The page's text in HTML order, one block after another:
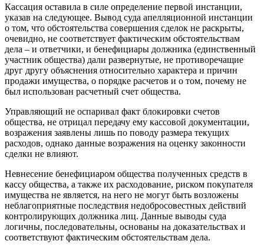
Кассация оставила в силе определение первой инстанции,
указав на следующее. Вывод суда апелляционной инстанции
о том, что обстоятельства совершения сделок не раскрыты,
очевидно, не соответствует фактическим обстоятельствам
дела – и ответчики, и бенефициары должника (единственный
участник общества) дали развернутые, не противоречащие
друг другу объяснения относительно характера и причин
продажи имущества, о порядке расчетов и о том, почему не
был использован расчетный счет общества.
Управляющий не оспаривал факт блокировки счетов
общества, не отрицал передачу ему кассовой документации,
возражения заявлены лишь по поводу размера текущих
расходов, однако данные возражения на оценку законности
сделки не влияют.
Невнесение бенефициаром общества полученных средств в
кассу общества, а также их расходование, риском покупателя
имущества не является, на него не могут быть возложены
неблагоприятные последствия недобросовестных действий
контролирующих должника лиц. Данные выводы суда
логичны, последовательны, основаны на доказательствах и
соответствуют фактическим обстоятельствам дела.